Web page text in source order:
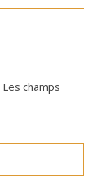
Les champs